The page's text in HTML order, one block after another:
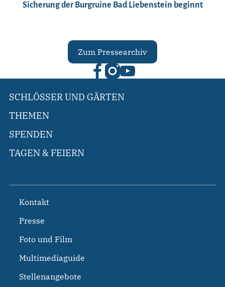
Sicherung der Burgruine Bad Liebenstein beginnt
Zum Pressearchiv
SCHLÖSSER UND GÄRTEN
THEMEN
SPENDEN
TAGEN & FEIERN
Kontakt
Presse
Foto und Film
Multimediaguide
Stellenangebote